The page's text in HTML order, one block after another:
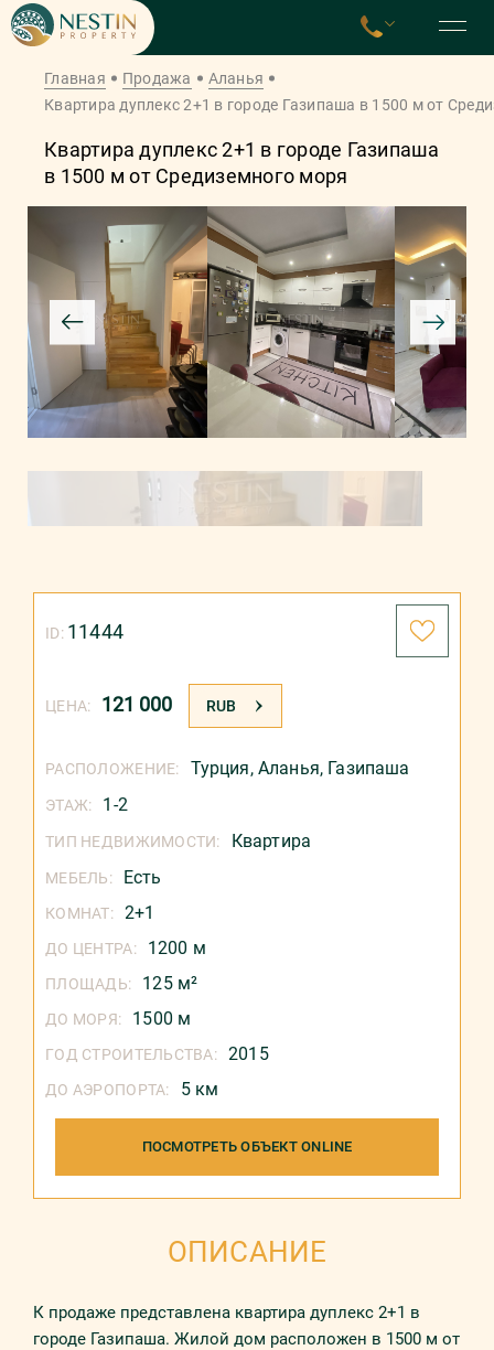
Главная Продажа
Аланья
Квартира дуплекс 2+1 в городе Газипаша в 1500 м от
Квартира дуплекс 2+1 в городе Газипаша
в 1500 м от Средиземного моря
ЦЕНА: 121 000 RUB
ID: 11444
РАСПОЛОЖЕНИЕ: Турция, Аланья, Газипаша
ЭТАЖ: 1-2
ТИП НЕДВИЖИМОСТИ: Квартира
МЕБЕЛЬ: Есть
КОМНАТ: 2+1
ДО ЦЕНТРА: 1200 м
ПЛОЩАДЬ: 125 м²
ДО МОРЯ: 1500 м
ГОД СТРОИТЕЛЬСТВА: 2015
ДО АЭРОПОРТА: 5 км
ПОСМОТРЕТЬ ОБЪЕКТ ONLINE
ОПИСАНИЕ
К продаже представлена квартира дуплекс 2+1 в
городе Газипаша. Жилой дом расположен в 1500 м от